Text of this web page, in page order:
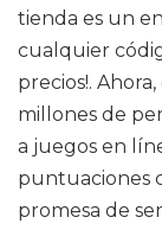
tienda es un
cualquier
precios!.
millones de
a juegos en
puntuaciones
promesa de